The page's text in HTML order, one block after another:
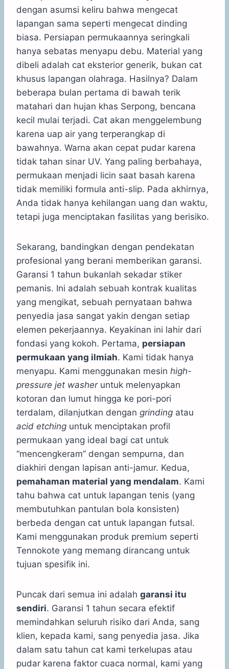
dengan asumsi keliru bahwa mengecat
lapangan sama seperti mengecat dinding
biasa. Persiapan permukaannya seringkali
hanya sebatas menyapu debu. Material yang
dibeli adalah cat eksterior generik, bukan cat
khusus lapangan olahraga. Hasilnya? Dalam
beberapa bulan pertama di bawah terik
matahari dan hujan khas Serpong, bencana
kecil mulai terjadi. Cat akan menggelembung
karena uap air yang terperangkap di
bawahnya. Warna akan cepat pudar karena
tidak tahan sinar UV. Yang paling berbahaya,
permukaan menjadi licin saat basah karena
tidak memiliki formula anti-slip. Pada akhirnya,
Anda tidak hanya kehilangan uang dan waktu,
tetapi juga menciptakan fasilitas yang berisiko.
Sekarang, bandingkan dengan pendekatan
profesional yang berani memberikan garansi.
Garansi 1 tahun bukanlah sekadar stiker
pemanis. Ini adalah sebuah kontrak kualitas
yang mengikat, sebuah pernyataan bahwa
penyedia jasa sangat yakin dengan setiap
elemen pekerjaannya. Keyakinan ini lahir dari
fondasi yang kokoh. Pertama, persiapan
permukaan yang ilmiah. Kami tidak hanya
menyapu. Kami menggunakan mesin high-
pressure jet washeruntuk melenyapkan
kotoran dan lumut hingga ke pori-pori
terdalam, dilanjutkan dengan grinding atau
acid etching untuk menciptakan profil
permukaan yang ideal bagi cat untuk
“mencengkeram” dengan sempurna, dan
diakhiri dengan lapisan anti-jamur. Kedua,
pemahaman material yang mendalam. Kami
tahu bahwa cat untuk lapangan tenis (yang
membutuhkan pantulan bola konsisten)
berbeda dengan cat untuk lapangan futsal.
Kami menggunakan produk premium seperti
Tennokote yang memang dirancang untuk
tujuan spesifik ini.
Puncak dari semua ini adalah garansi itu
sendiri. Garansi 1 tahun secara efektif
memindahkan seluruh risiko dari Anda, sang
klien, kepada kami, sang penyedia jasa. Jika
dalam satu tahun cat kami terkelupas atau
pudar karena faktor cuaca normal, kami yang